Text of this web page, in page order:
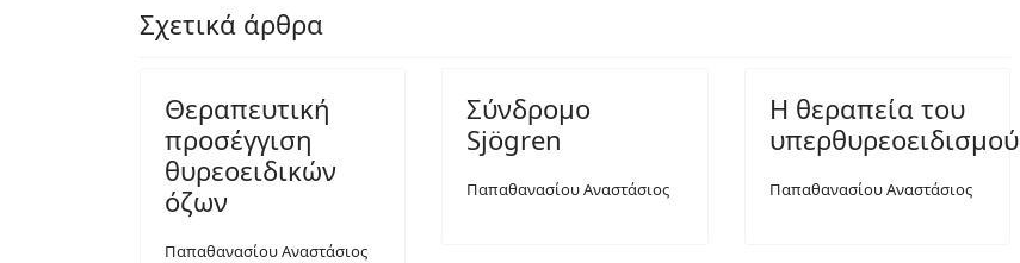
Σχετικά άρθρα
Θεραπευτική
προσέγγιση
θυρεοειδικών
όζων
Παπαθανασίου Αναστάσιος
Σύνδρομο
Sjögren
Παπαθανασίου Αναστάσιος
Η θεραπεία του
υπερθυρεοειδισμού
Παπαθανασίου Αναστάσιος